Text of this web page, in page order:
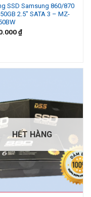
SSD Samsung 860/870
2.5″ SATA 3 – MZ-
₫
HẾT HÀNG